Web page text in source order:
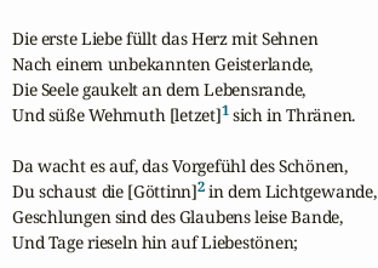
Die erste Liebe füllt das Herz mit Sehnen
Nach einem unbekannten Geisterlande,
Die Seele gaukelt an dem Lebensrande,
Und süße Wehmuth [letzet]1 sich in Thränen.
Da wacht es auf, das Vorgefühl des Schönen,
Du schaust die [Göttinn]2 in dem Lichtgewande,
Geschlungen sind des Glaubens leise Bande,
Und Tage rieseln hin auf Liebestönen;